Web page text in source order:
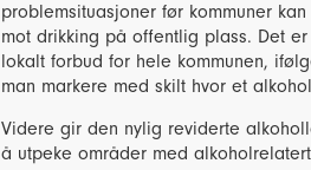
problemsituasjoner før kommuner
mot drikking på offentlig plass. Det
lokalt forbud for hele kommunen,
man markere med skilt hvor et
Videre gir den nylig reviderte
å utpeke områder med